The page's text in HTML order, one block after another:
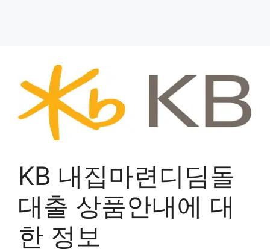
KB 내집마련디딤돌
대출 상품안내에 대
한 정보